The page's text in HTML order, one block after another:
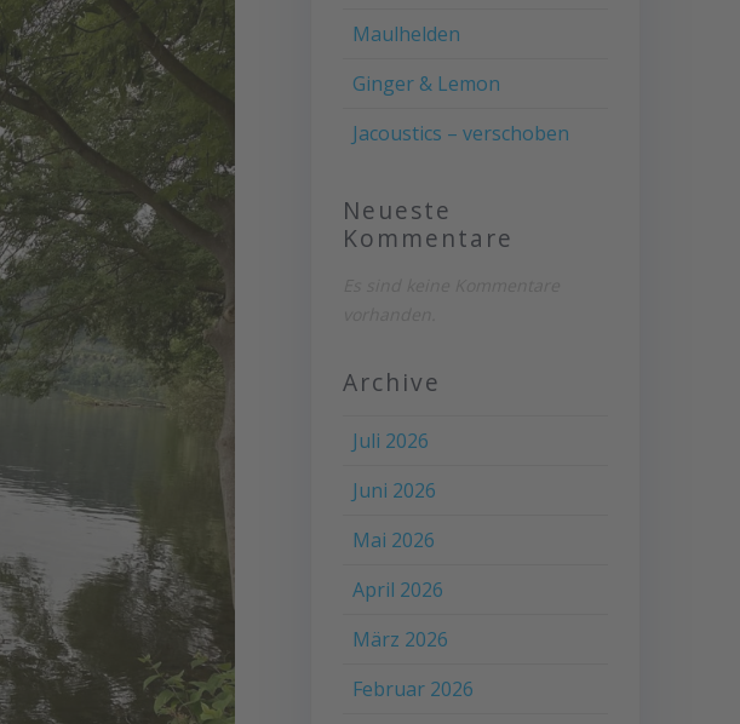
Maulhelden
Ginger & Lemon
Jacoustics – verschoben
Neueste
Kommentare
Archive
Juli 2026
Juni 2026
Mai 2026
April 2026
März 2026
Februar 2026